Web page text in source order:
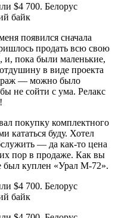
появился сначала
продать всю свою
и, пока были маленькие,
в виде проекта
— можно было
не сойти с ума. Релакс
покупку комплектного
кататься буду. Хотел
— да как-то цена
пор в продаже. Как вы
был куплен «Урал М-72».